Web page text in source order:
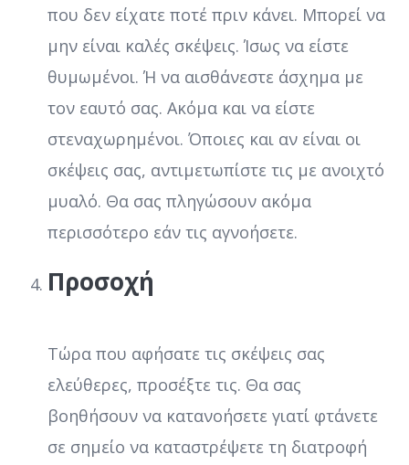
που δεν είχατε ποτέ πριν κάνει. Μπορεί να
μην είναι καλές σκέψεις. Ίσως να είστε
θυμωμένοι. Ή να αισθάνεστε άσχημα με
τον εαυτό σας. Ακόμα και να είστε
στεναχωρημένοι. Όποιες και αν είναι οι
σκέψεις σας, αντιμετωπίστε τις με ανοιχτό
μυαλό. Θα σας πληγώσουν ακόμα
περισσότερο εάν τις αγνοήσετε.
Προσοχή
Τώρα που αφήσατε τις σκέψεις σας
ελεύθερες, προσέξτε τις. Θα σας
βοηθήσουν να κατανοήσετε γιατί φτάνετε
σε σημείο να καταστρέψετε τη διατροφή